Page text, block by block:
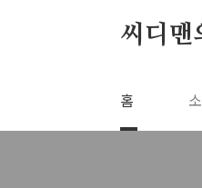
씨디맨
홈